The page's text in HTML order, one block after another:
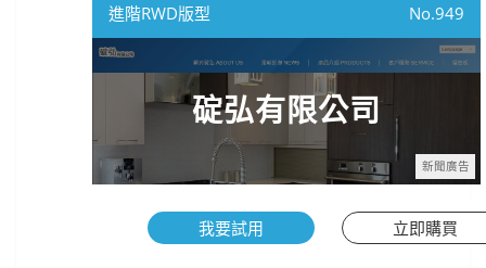
進階RWD版型 949
碇弘有限公司
新聞廣告
我要試用 立即購買